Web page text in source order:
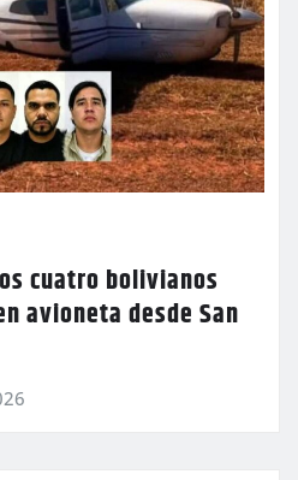
cuatro bolivianos
avioneta desde San